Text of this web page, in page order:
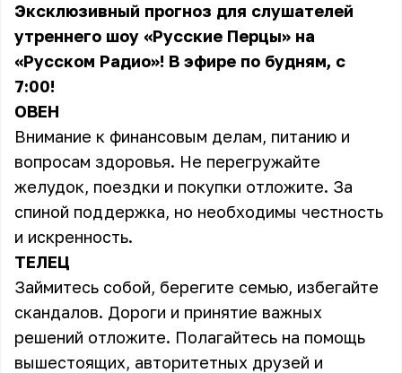
Эксклюзивный прогноз для слушателей
утреннего шоу «Русские Перцы» на
«Русском Радио»! В эфире по будням, с
7:00!
ОВЕН
Внимание к финансовым делам, питанию и
вопросам здоровья. Не перегружайте
желудок, поездки и покупки отложите. За
спиной поддержка, но необходимы честность
и искренность.
ТЕЛЕЦ
Займитесь собой, берегите семью, избегайте
скандалов. Дороги и принятие важных
решений отложите. Полагайтесь на помощь
вышестоящих, авторитетных друзей и